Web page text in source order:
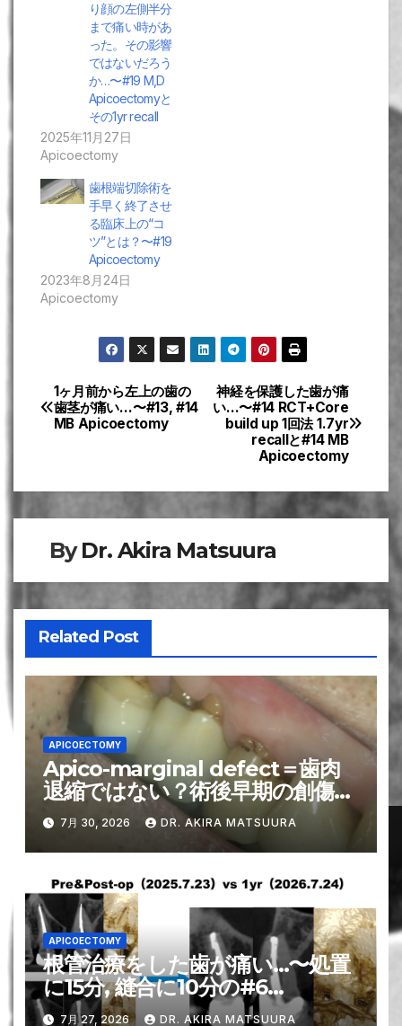
り顔の左側半分
まで痛い時があ
った。その影響
ではないだろう
か…〜#19 M,D
Apicoectomyと
その1yr recall
2025年11月27日
Apicoectomy
歯根端切除術を
手早く終了させ
る臨床上の“コ
ツ”とは？〜#19
Apicoectomy
2023年8月24日
Apicoectomy
投
稿
ビ
ゲ
ー
シ
ョ
ン
神経を保護した歯が痛
い…〜#14 RCT+Core
build up 1回法 1.7yr
recallと#14 MB
Apicoectomy
1ヶ月前から左上の歯の
歯茎が痛い…〜#13, #14
MB Apicoectomy
ByDr. Akira Matsuura
Related Post
APICOECTOMY
Apico-marginal defect＝歯肉
退縮ではない？術後早期の創傷環
境が鍵となる可能性。。。〜#3
MB Apicoectomy 6M recall
7月 30, 2026 DR. AKIRA MATSUURA
APICOECTOMY
根管治療をした歯が痛い…〜処置
に15分, 縫合に10分の#6
Apicoectomy 1yr recall
7月 27, 2026 DR. AKIRA MATSUURA